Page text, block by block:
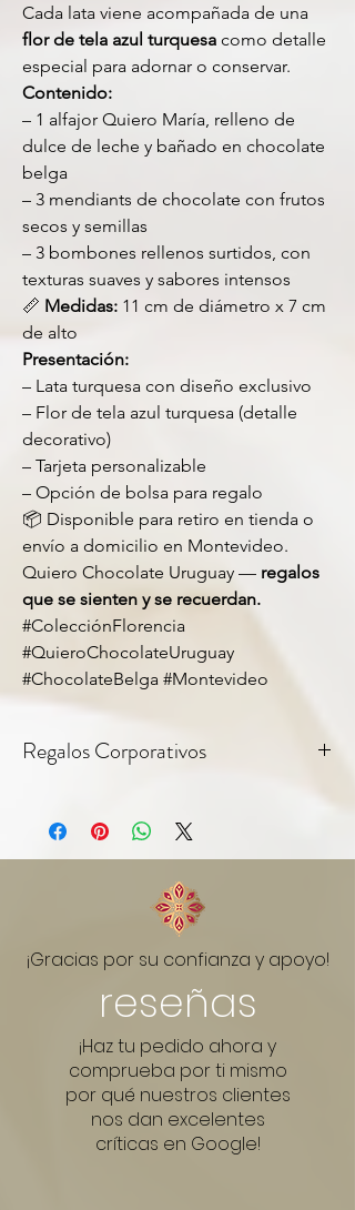
Cada lata viene acompañada de una
flor de tela azul turquesa como detalle
especial para adornar o conservar.
Contenido:
– 1 alfajor Quiero María, relleno de
dulce de leche y bañado en chocolate
belga
– 3 mendiants de chocolate con frutos
secos y semillas
– 3 bombones rellenos surtidos, con
texturas suaves y sabores intensos
📏 Medidas: 11 cm de diámetro x 7 cm
de alto
Presentación:
– Lata turquesa con diseño exclusivo
– Flor de tela azul turquesa (detalle
decorativo)
– Tarjeta personalizable
– Opción de bolsa para regalo
📦 Disponible para retiro en tienda o
envío a domicilio en Montevideo.
Quiero Chocolate Uruguay — regalos
que se sienten y se recuerdan.
#ColecciónFlorencia
#QuieroChocolateUruguay
#ChocolateBelga #Montevideo
Regalos Corporativos
personalizable — ideal para regalos
corporativos y empresariales. Consultanos
por pedidos en cantidad.
Link do WhatsApp:
¡Gracias por su confianza y apoyo!
reseñas
¡Haz tu pedido ahora y
comprueba por ti mismo
por qué nuestros clientes
nos dan excelentes
críticas en Google!